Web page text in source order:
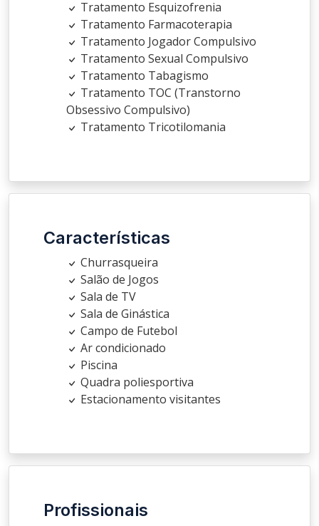
Tratamento Esquizofrenia
Tratamento Farmacoterapia
Tratamento Jogador Compulsivo
Tratamento Sexual Compulsivo
Tratamento Tabagismo
Tratamento TOC (Transtorno
Obsessivo Compulsivo)
Tratamento Tricotilomania
Características
Churrasqueira
Salão de Jogos
Sala de TV
Sala de Ginástica
Campo de Futebol
Ar condicionado
Piscina
Quadra poliesportiva
Estacionamento visitantes
Profissionais